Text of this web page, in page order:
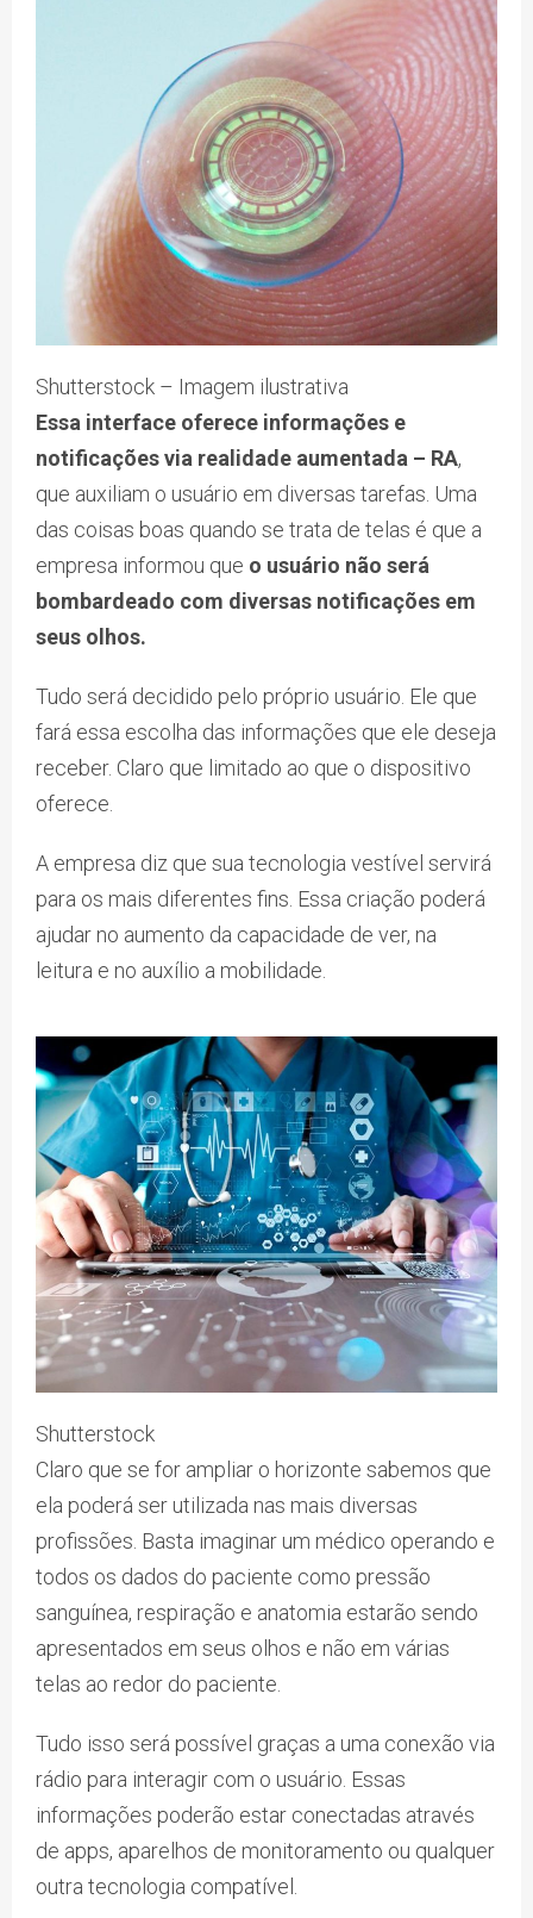
Shutterstock – Imagem ilustrativa
Essa interface oferece informações e
notificações via realidade aumentada – RA,
que auxiliam o usuário em diversas tarefas. Uma
das coisas boas quando se trata de telas é que a
empresa informou que o usuário não será
bombardeado com diversas notificações em
seus olhos.
Tudo será decidido pelo próprio usuário. Ele que
fará essa escolha das informações que ele deseja
receber. Claro que limitado ao que o dispositivo
oferece.
A empresa diz que sua tecnologia vestível servirá
para os mais diferentes fins. Essa criação poderá
ajudar no aumento da capacidade de ver, na
leitura e no auxílio a mobilidade.
Shutterstock
Claro que se for ampliar o horizonte sabemos que
ela poderá ser utilizada nas mais diversas
profissões. Basta imaginar um médico operando e
todos os dados do paciente como pressão
sanguínea, respiração e anatomia estarão sendo
apresentados em seus olhos e não em várias
telas ao redor do paciente.
Tudo isso será possível graças a uma conexão via
rádio para interagir com o usuário. Essas
informações poderão estar conectadas através
de apps, aparelhos de monitoramento ou qualquer
outra tecnologia compatível.